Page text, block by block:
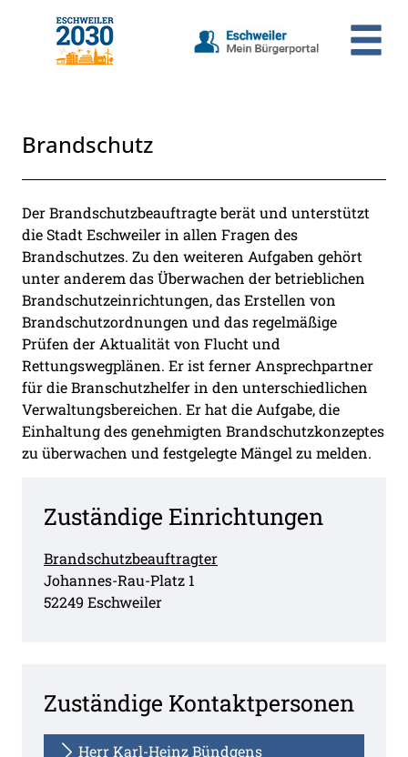
Zum Hauptinhalt springen
Brandschutz
Beschreibung
Der Brandschutzbeauftragte berät und unterstützt
die Stadt Eschweiler in allen Fragen des
Brandschutzes. Zu den weiteren Aufgaben gehört
unter anderem das Überwachen der betrieblichen
Brandschutzeinrichtungen, das Erstellen von
Brandschutzordnungen und das regelmäßige
Prüfen der Aktualität von Flucht und
Rettungswegplänen. Er ist ferner Ansprechpartner
für die Branschutzhelfer in den unterschiedlichen
Verwaltungsbereichen. Er hat die Aufgabe, die
Einhaltung des genehmigten Brandschutzkonzeptes
zu überwachen und festgelegte Mängel zu melden.
Zuständige Einrichtungen
Brandschutzbeauftragter
Straße:
Johannes-Rau-Platz Hausnummer:
1
PLZ:
52249 Ort:
Eschweiler
Zuständige Kontaktpersonen
Herr Karl-Heinz Bündgens